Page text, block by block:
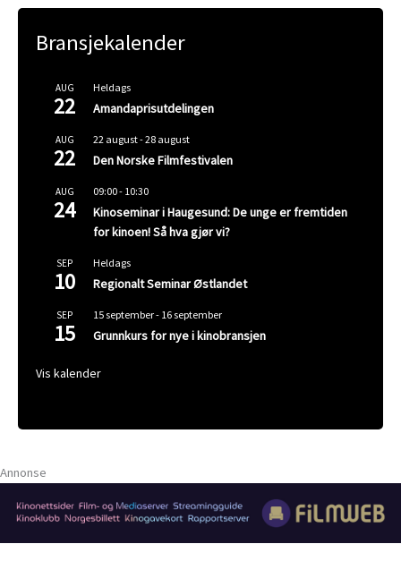
Bransjekalender
AUG
22
Heldags
Amandaprisutdelingen
AUG
22
22 august-28 august
Den Norske Filmfestivalen
AUG
24
09:00- 10:30
Kinoseminar i Haugesund: De unge er fremtiden
for kinoen! Så hva gjør vi?
SEP
10
Heldags
Regionalt Seminar Østlandet
SEP
15
15 september- 16 september
Grunnkurs for nye i kinobransjen
Vis kalender
Annonse